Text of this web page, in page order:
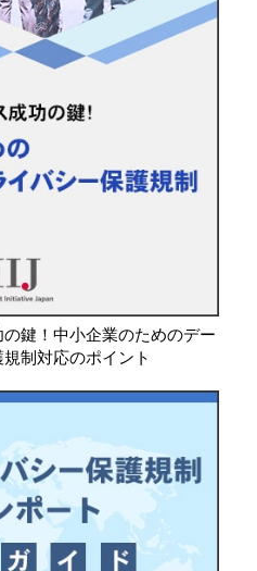
鍵！中小企業のためのデー
制対応のポイント